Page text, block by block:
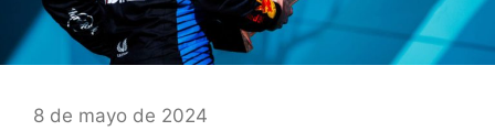
8 de mayo de 2024